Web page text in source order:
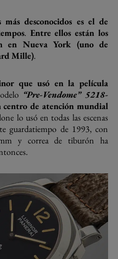
desconocidos es el de
. Entre ellos están los
en Nueva York (uno de
Mille).
que usó en la película
“Pre-Vendome” 5218-
centro de atención mundial
lo usó en todas las escenas
guardatiempo de 1993, con
y correa de tiburón ha